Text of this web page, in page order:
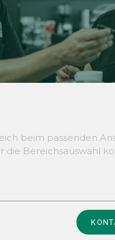
beim passenden
die Bereichsauswahl